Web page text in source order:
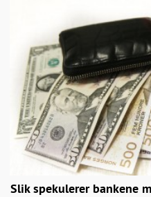
Slik spekulerer bankene